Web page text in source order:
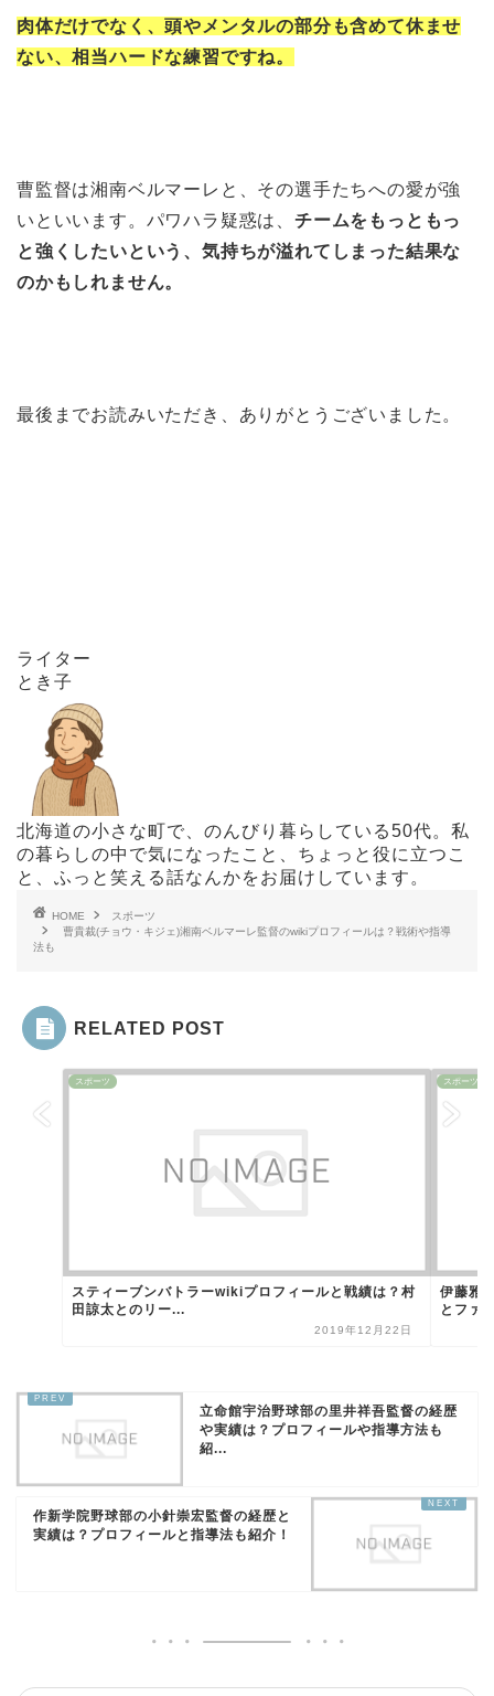
肉体だけでなく、頭やメンタルの部分も含めて休ませ
ない、相当ハードな練習ですね。
曹監督は湘南ベルマーレと、その選手たちへの愛が強
いといいます。パワハラ疑惑は、 チームをもっともっ
と強くしたいという、気持ちが溢れてしまった結果な
のかもしれません。
最後までお読みいただき、ありがとうございました。
ライター
とき子
北海道の小さな町で、のんびり暮らしている50代。私
の暮らしの中で気になったこと、ちょっと役に立つこ
と、ふっと笑える話なんかをお届けしています。
HOME
スポーツ
曹貴裁(チョウ・キジェ)湘南ベルマーレ監督のwikiプロフィールは？戦術や指導
法も
RELATED POST
スポーツ
スティーブンバトラーwikiプロフィールと戦績は？村
田諒太とのリー...
2019年12月22日
スポーツ
伊藤雅
とファ
立命館宇治野球部の里井祥吾監督の経歴
や実績は？プロフィールや指導方法も
紹...
作新学院野球部の小針崇宏監督の経歴と
実績は？プロフィールと指導法も紹介！